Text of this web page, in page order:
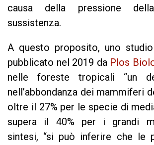
causa della pressione
sussistenza.
A questo proposito, uno
pubblicato nel 2019 da Plos
nelle foreste tropicali “un
nell’abbondanza dei mammiferi
oltre il 27% per le specie di
supera il 40% per i grandi
sintesi, “si può inferire che le